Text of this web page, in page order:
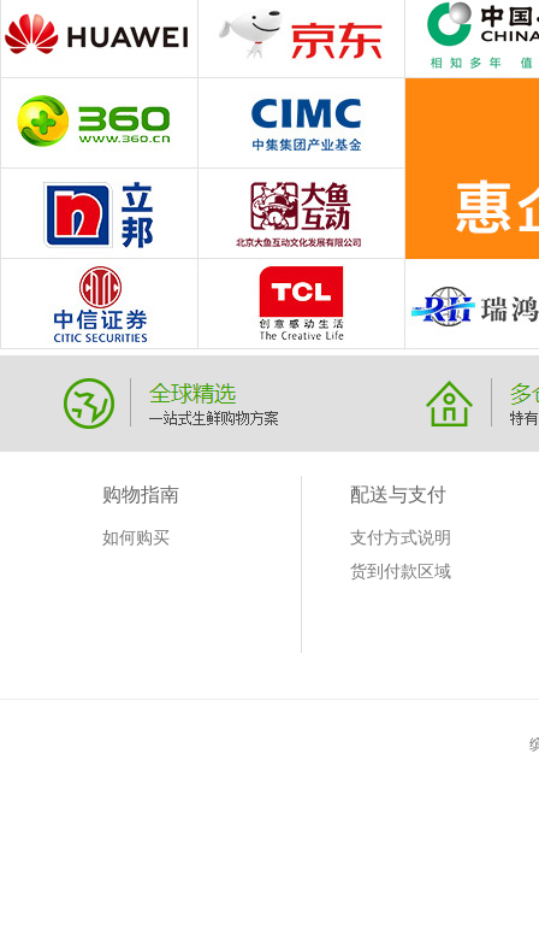
购物指南
如何购买
配送与支付
支付方式说明
货到付款区域